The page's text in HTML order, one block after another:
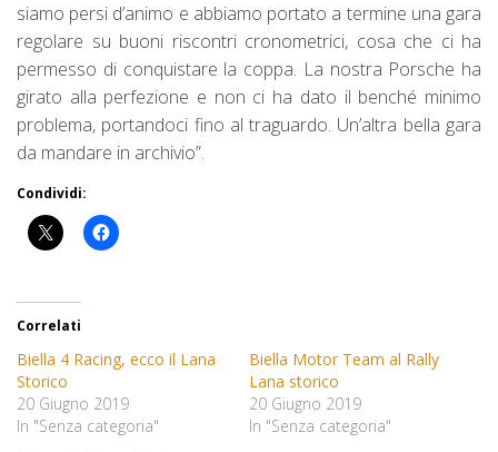
siamo persi d’animo e abbiamo portato a termine una gara
regolare su buoni riscontri cronometrici, cosa che ci ha
permesso di conquistare la coppa. La nostra Porsche ha
girato alla perfezione e non ci ha dato il benché minimo
problema, portandoci fino al traguardo. Un’altra bella gara
da mandare in archivio”.
Condividi:
Correlati
Biella 4 Racing, ecco il Lana
Storico
20 Giugno 2019
In "Senza categoria"
Biella Motor Team al Rally
Lana storico
20 Giugno 2019
In "Senza categoria"